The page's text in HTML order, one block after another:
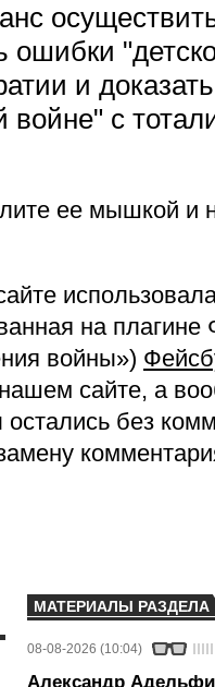
и
войне" с
ее мышкой и
на
войны»)
сайте, а
без
МАТЕРИАЛЫ РАЗДЕЛА
08-08-2026 (10:04)
Александр